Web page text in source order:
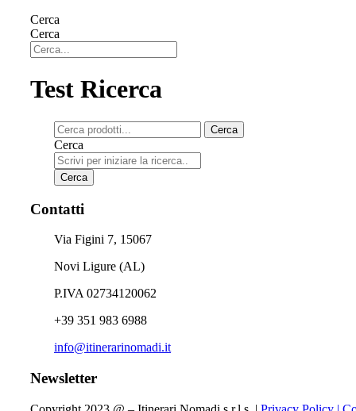
Cerca
Cerca
Test Ricerca
Cerca
Cerca
Cerca
Contatti
Via Figini 7, 15067
Novi Ligure (AL)
P.IVA 02734120062
+39 351 983 6988
info@itinerarinomadi.it
Newsletter